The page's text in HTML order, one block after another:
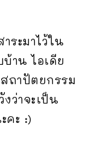
ระมาไว้ใน
บ้าน ไอเดีย
ถาปัตยกรรม
ว่าจะเป็น
คะ :)